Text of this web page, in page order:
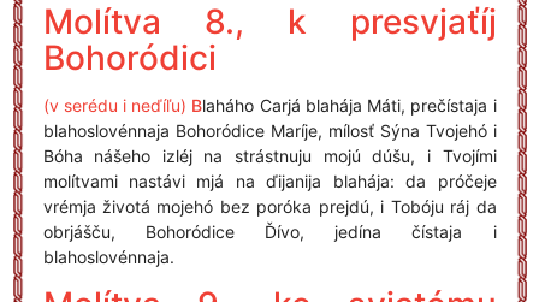
Molítva 8., k presvjaťíj
Bohoródici
(v serédu i neďíľu) Blaháho Carjá blahája Máti, prečístaja i
blahoslovénnaja Bohoródice Maríje, mílosť Sýna Tvojehó i
Bóha nášeho izléj na strástnuju mojú dúšu, i Tvojími
molítvami nastávi mjá na ďijanija blahája: da próčeje
vrémja životá mojehó bez poróka prejdú, i Tobóju ráj da
obrjášču, Bohoródice Ďívo, jedína čístaja i
blahoslovénnaja.